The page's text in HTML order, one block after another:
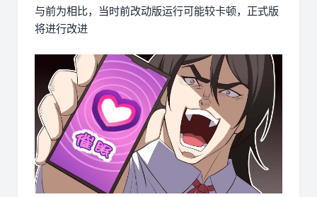
与前为相比，当时前改动版运行可能较卡顿，正式版
将进行改进